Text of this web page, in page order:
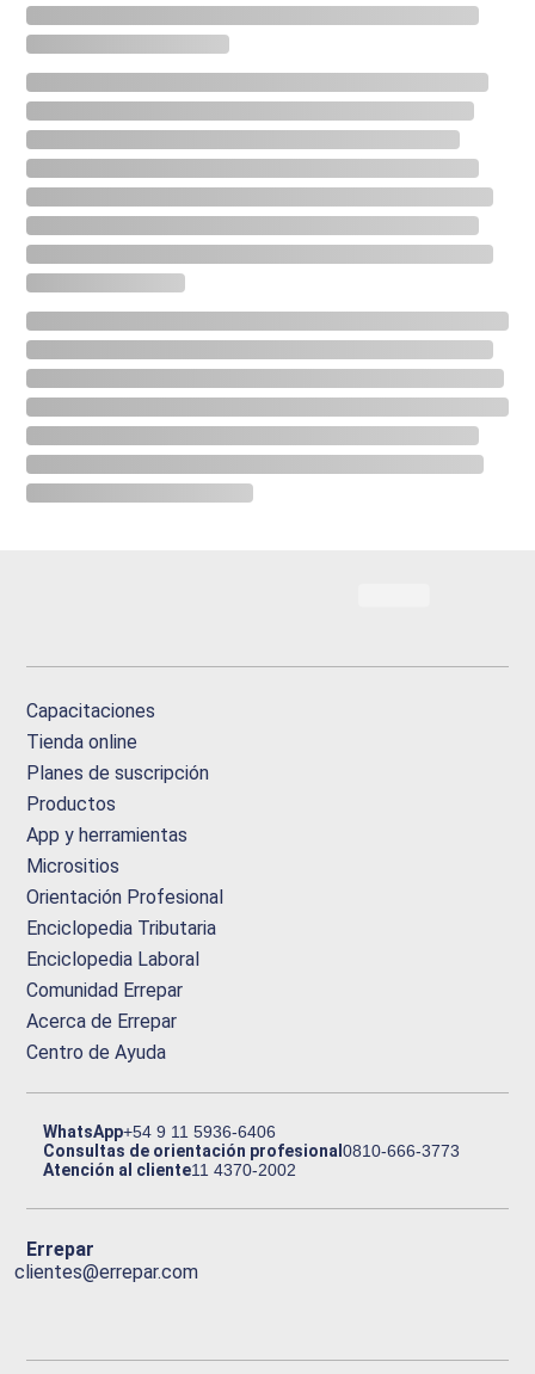
Capacitaciones
Tienda online
Planes de suscripción
Productos
App y herramientas
Micrositios
Orientación Profesional
Enciclopedia Tributaria
Enciclopedia Laboral
Comunidad Errepar
Acerca de Errepar
Centro de Ayuda
WhatsApp+54 9 11 5936-6406
Consultas de orientación profesional0810-666-3773
Atención al cliente11 4370-2002
Errepar
clientes@errepar.com